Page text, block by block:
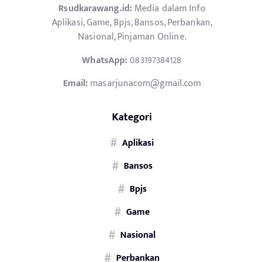
Rsudkarawang.id:Media dalam Info
Aplikasi, Game, Bpjs, Bansos, Perbankan,
Nasional, Pinjaman Online.
WhatsApp:083197384128
Email:masarjunacom@gmail.com
Kategori
Aplikasi
Bansos
Bpjs
Game
Nasional
Perbankan